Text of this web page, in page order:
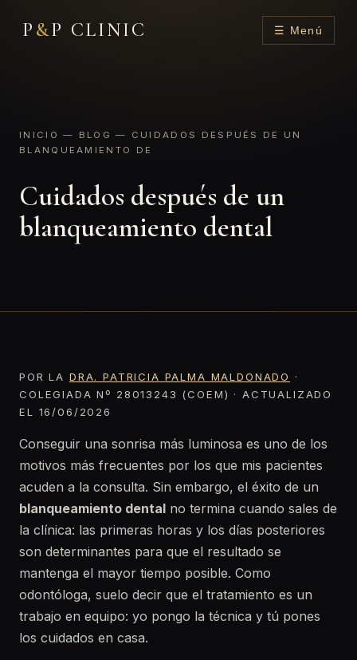
P &P CLINIC ☰ Menú
INICIO — BLOG — CUIDADOS DESPUÉS DE UN
BLANQUEAMIENTO DE
Cuidados después de un
blanqueamiento dental
POR LA DRA. PATRICIA PALMA MALDONADO
·
COLEGIADA Nº 28013243 (COEM) · ACTUALIZADO
EL 16/06/2026
Conseguir una sonrisa más luminosa es uno de los
motivos más frecuentes por los que mis pacientes
acuden a la consulta. Sin embargo, el éxito de un
blanqueamiento dental no termina cuando sales de
la clínica: las primeras horas y los días posteriores
son determinantes para que el resultado se
mantenga el mayor tiempo posible. Como
odontóloga, suelo decir que el tratamiento es un
trabajo en equipo: yo pongo la técnica y tú pones
los cuidados en casa.